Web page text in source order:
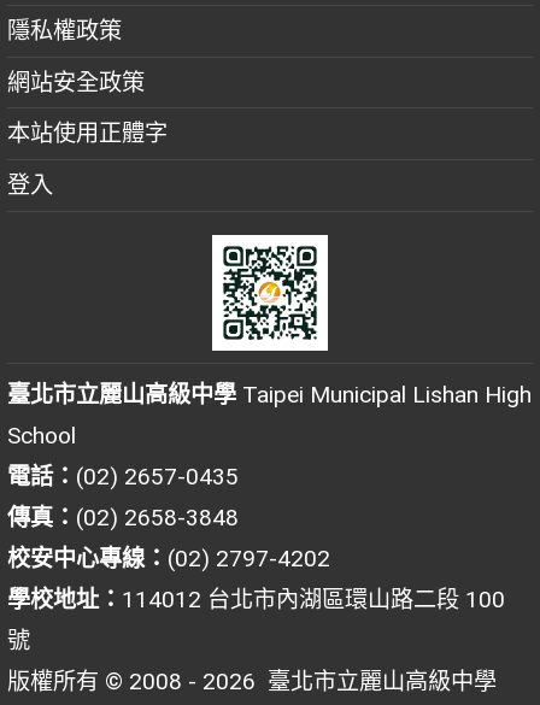
隱私權政策
網站安全政策
本站使用正體字
登入
臺北市立麗山高級中學 Taipei Municipal Lishan High
School
電話： (02) 2657-0435
傳真： (02) 2658-3848
校安中心專線： (02) 2797-4202
學校地址： 114012 台北市內湖區環山路二段 100
號
版權所有 © 2008 - 2026 臺北市立麗山高級中學